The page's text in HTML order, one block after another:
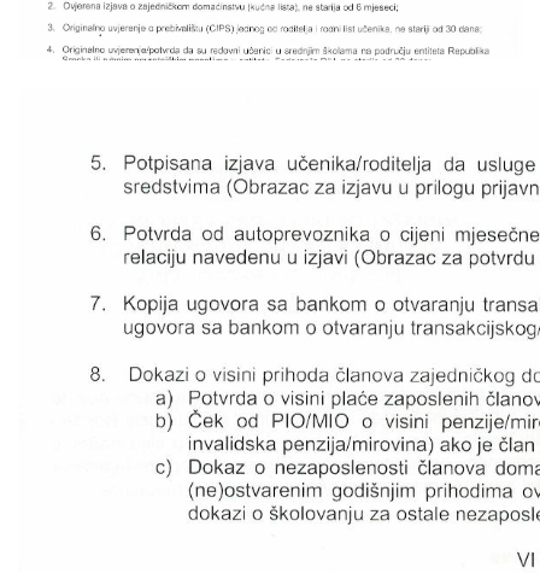
Aktivnosti
Zaštita od požara
COVID 19
Geoistraživanja
PRIVREDA
Poljoprivreda